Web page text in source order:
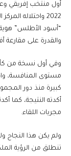
أول منتخب إفريقي
2022 واحتلاله
“أسود الأطلس” هوية
والقدرة على مقارعة
مستوى المنافسة،
كبيرة منذ دور
أكدته النتيجة، كما
مجريات اللقاء.
ولم يكن هذا النجاح
تنطلق من الرؤية